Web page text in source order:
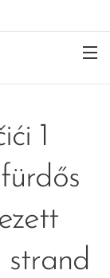
1